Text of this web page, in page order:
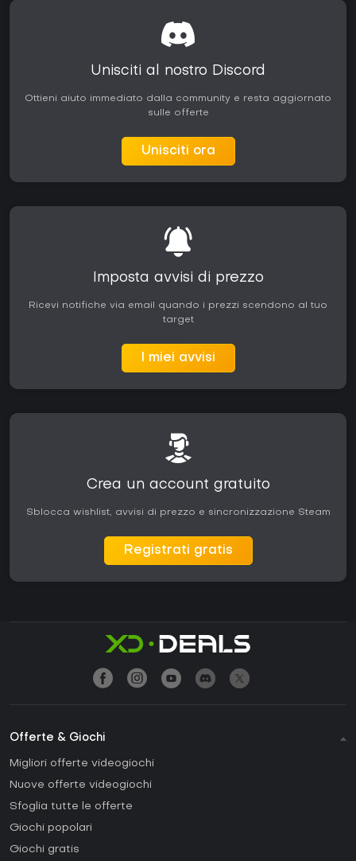
Unisciti al nostro Discord
Ottieni aiuto immediato dalla community e resta aggiornato
sulle offerte
Unisciti ora
Imposta avvisi di prezzo
Ricevi notifiche via email quando i prezzi scendono al tuo
target
I miei avvisi
Crea un account gratuito
Sblocca wishlist, avvisi di prezzo e sincronizzazione Steam
Registrati gratis
Offerte & Giochi
Migliori offerte videogiochi
Nuove offerte videogiochi
Sfoglia tutte le offerte
Giochi popolari
Giochi gratis